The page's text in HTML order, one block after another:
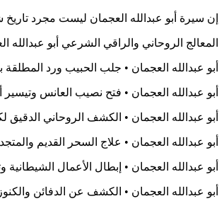
إن سيرة أبو عبدالله العجمان ليست مجرد
المعالج الروحاني والراقي الشرعي أبو عبدالله
أبو عبدالله العجمان • جلب الحبيب ورد المطلقة
أبو عبدالله العجمان • فتح نصيب العانس وتيسير أمور الزواج
أبو عبدالله العجمان • الكشف الروحاني الدقيق لكشف
أبو عبدالله العجمان • علاج السحر القديم والمتجدد
أبو عبدالله العجمان • إبطال الأعمال الشيطانية وتنقية
أبو عبدالله العجمان • الكشف عن الدفائن والكنوز